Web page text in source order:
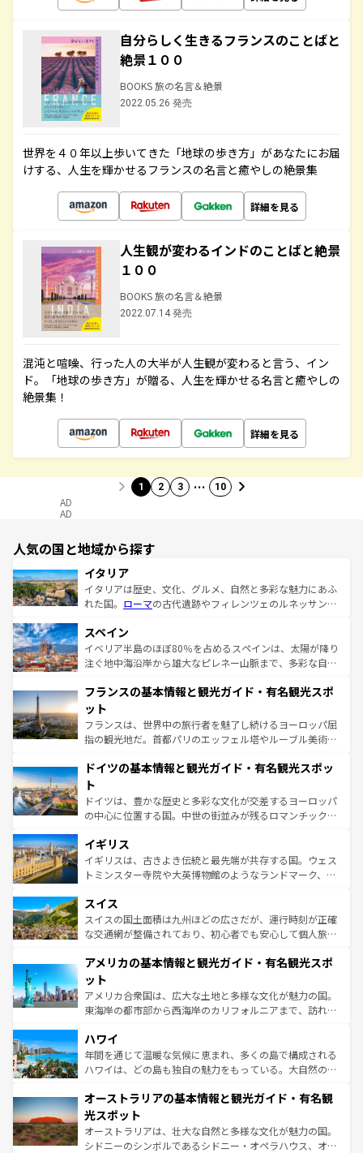
自分らしく生きるフランスのことばと
絶景１００
BOOKS 旅の名言＆絶景
2022.05.26 発売
世界を４０年以上歩いてきた「地球の歩き方」があなたにお届
けする、人生を輝かせるフランスの名言と癒やしの絶景集
詳細を見る
人生観が変わるインドのことばと絶景
１００
BOOKS 旅の名言＆絶景
2022.07.14 発売
混沌と喧噪、行った人の大半が人生観が変わると言う、イン
ド。「地球の歩き方」が贈る、人生を輝かせる名言と癒やしの
絶景集！
詳細を見る
1 2 3 … 10
AD
AD
人気の国と地域から探す
イタリア
イタリアは歴史、文化、グルメ、自然と多彩な魅力にあふ
れた国。 ローマの古代遺跡やフィレンツェのルネッサンス
ろん、トスカーナの美しい田園風景やアマルフィ海岸の絶
景など、自然景観も見逃せない。観光の合間には、本場の
ピザやパスタなど、絶品のイタリア料理を堪能することも
ませてくれるイタリアで、忘れられない旅をしてみよう！
なお、新着のイタリア情報は
しい。
スペイン
イベリア半島のほぼ80％を占めるスペインは、太陽が降り
注ぐ地中海沿岸から雄大なピレネー山脈まで、多彩な自然
文化が根付くこの国では、情熱的なフラメンコ、熱気あふ
れる闘牛、そして美味しいタパスが生活の一部となってい
る。首都マドリードの洗練された雰囲気や、バルセロナの
アートに溢れた街角から、地方では古代ローマ遺跡や中世
せる。地方によって風土や気候が異なるスペインはその個
ンテンツ一覧 を参照してほしい。
フランスの基本情報と観光ガイド・有名観光スポ
ット
フランスは、世界中の旅行者を魅了し続けるヨーロッパ屈
指の観光地だ。首都パリのエッフェル塔やルーブル美術館
で、幅広い魅力が詰まっている。華麗な宮殿、歴史的な大
聖堂、美しいビーチ、そして豊かな自然が、訪れる者を心
から魅了する。また、フランスは美食の国としても知ら
れ、フランス料理はユネスコ無形文化遺産にも登録されて
香り高いラベンダー畑など、多彩な楽しみ方が可能だ。さ
らに、パリ以外の地域にも魅力が溢れており、どの街角に
も豊かな歴史と文化が息づいている。パリ以外の個性あふ
を参照してほしい。
ドイツの基本情報と観光ガイド・有名観光スポッ
ト
ドイツは、豊かな歴史と多彩な文化が交差するヨーロッパ
の中心に位置する国。中世の街並みが残るロマンチック街
顔を持つこの国は、どこを歩いても飽きることがない。ベ
ルリンの文化的活気、バイエルン州のアルプスの絶景、そ
してライン川沿いのワイン畑といった風景は必見。ビール
は、お酒好きな人にはぜひ体験してほしい。 なお、新着の
ドイツ情報はコンテンツ一覧を参照してほしい。
イギリス
イギリスは、古きよき伝統と最先端が共存する国。ウェス
トミンスター寺院や大英博物館のようなランドマーク、歴
リアごとに異なる魅力がある。また、優雅なアフタヌーン
ティー、ビール好きにはたまらない英国パブ、サッカー観
戦など、本場だからこそできる体験も豊富。イギリスを旅
ンツ一覧を参照してほしい。
スイス
スイスの国土面積は九州ほどの広さだが、運行時刻が正確
な交通網が整備されており、初心者でも安心して個人旅行
の建物がそのまま残る町や、スイスならではのユニークな
博物館もあり、アルプス観光だけでなく町歩きも満喫する
ことができる。国民の所得が高いため物価も高いが、旅行
者向けの交通パス提供のサービスもあり、うまく活用すれ
着のスイス情報は
アメリカの基本情報と観光ガイド・有名観光スポ
ット
アメリカ合衆国は、広大な土地と多様な文化が魅力の国。
東海岸の都市部から西海岸のカリフォルニアまで、訪れる
のような巨大都市は、観光、ショッピング、エンターテイ
ンメントが詰まった刺激的なスポットだ。一方、アメリカ
西部には大自然が広がり、グランドキャニオンやイエロー
部のニューオーリンズでは、音楽と美食が融合した独特の
文化が魅力。旅行者はアメリカの各地域で異なる魅力を楽
しみながら、その多様性と豊かな歴史を感じることができ
るだろう。車でのロードトリップや列車の旅も、アメリカ
ハワイ
年間を通じて温暖な気候に恵まれ、多くの島で構成される
ハワイは、どの島も独自の魅力をもっている。大自然の神
ワイ島は見逃せない。また、定番の観光地といえばオアフ
島だが、静かな自然を求めるならマウイ島やカウアイ島が
おすすめ。エメラルドグリーンに輝く海をはじめ、豊かな
文化や歴史が息づいている。「アロハスピリット」と呼ば
オーストラリアの基本情報と観光ガイド・有名観
光スポット
オーストラリアは、壮大な自然と多様な文化が魅力の国。
シドニーのシンボルであるシドニー・オペラハウス、オー